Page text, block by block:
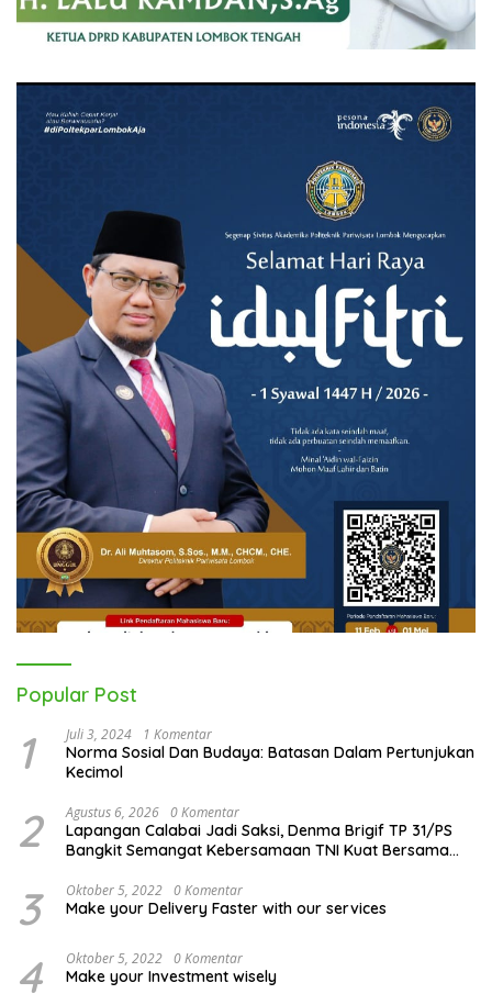
Popular Post
1 Juli 3, 2024 1 Komentar
Norma Sosial Dan Budaya: Batasan Dalam Pertunjukan
Kecimol
2 Agustus 6, 2026 0 Komentar
Lapangan Calabai Jadi Saksi, Denma Brigif TP 31/PS
Bangkit Semangat Kebersamaan TNI Kuat Bersama
3 Oktober 5, 2022 0 Komentar
Make your Delivery Faster with our services
4 Oktober 5, 2022 0 Komentar
Make your Investment wisely